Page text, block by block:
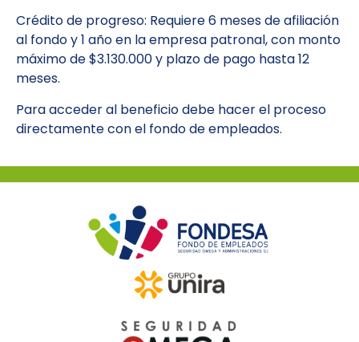
Crédito de progreso: Requiere 6 meses de afiliación
al fondo y 1 año en la empresa patronal, con monto
máximo de $3.130.000 y plazo de pago hasta 12
meses.
Para acceder al beneficio debe hacer el proceso
directamente con el fondo de empleados.